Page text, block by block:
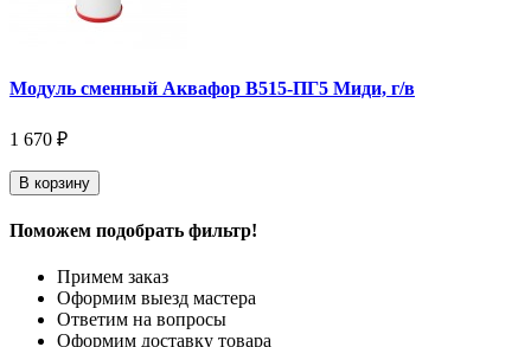
Модуль сменный Аквафор В515-ПГ5 Миди, г/в
1 670 ₽
В корзину
Поможем подобрать фильтр!
Примем заказ
Оформим выезд мастера
Ответим на вопросы
Оформим доставку товара